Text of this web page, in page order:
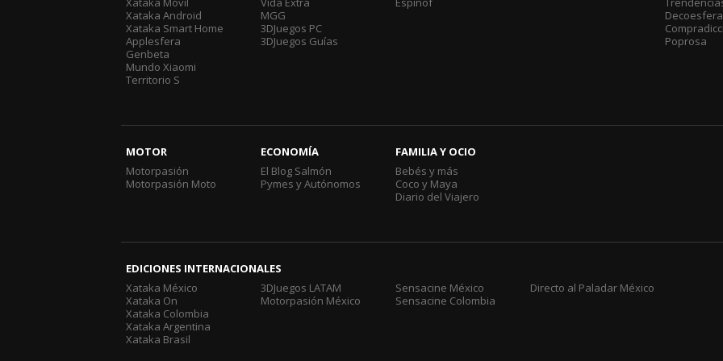
Xataka Android
Xataka Smart Home
Applesfera
Genbeta
Mundo Xiaomi
Territorio S
MGG
3DJuegos PC
3DJuegos Guías
Decoesfera
Poprosa
MOTOR
Motorpasión
Motorpasión Moto
ECONOMÍA
El Blog Salmón
Pymes y Autónomos
FAMILIA Y OCIO
Bebés y más
Coco y Maya
Diario del Viajero
EDICIONES INTERNACIONALES
Xataka México
Xataka On
Xataka Colombia
Xataka Argentina
Xataka Brasil
3DJuegos LATAM
Motorpasión México
Sensacine México
Sensacine Colombia
Directo al Paladar México